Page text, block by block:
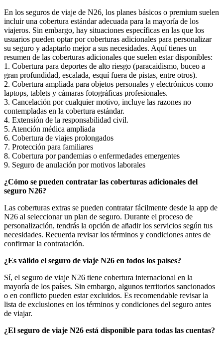
En los seguros de viaje de N26, los planes básicos o premium suelen
incluir una cobertura estándar adecuada para la mayoría de los
viajeros. Sin embargo, hay situaciones específicas en las que los
usuarios pueden optar por coberturas adicionales para personalizar
su seguro y adaptarlo mejor a sus necesidades. Aquí tienes un
resumen de las coberturas adicionales que suelen estar disponibles:
1. Cobertura para deportes de alto riesgo (paracaidismo, buceo a
gran profundidad, escalada, esquí fuera de pistas, entre otros).
2. Cobertura ampliada para objetos personales y electrónicos como
laptops, tablets y cámaras fotográficas profesionales.
3. Cancelación por cualquier motivo, incluye las razones no
contempladas en la cobertura estándar.
4. Extensión de la responsabilidad civil.
5. Atención médica ampliada
6. Cobertura de viajes prolongados
7. Protección para familiares
8. Cobertura por pandemias o enfermedades emergentes
9. Seguro de anulación por motivos laborales
¿Cómo se pueden contratar las coberturas adicionales del
seguro N26?
Las coberturas extras se pueden contratar fácilmente desde la app de
N26 al seleccionar un plan de seguro. Durante el proceso de
personalización, tendrás la opción de añadir los servicios según tus
necesidades. Recuerda revisar los términos y condiciones antes de
confirmar la contratación.
¿Es válido el seguro de viaje N26 en todos los países?
Sí, el seguro de viaje N26 tiene cobertura internacional en la
mayoría de los países. Sin embargo, algunos territorios sancionados
o en conflicto pueden estar excluidos. Es recomendable revisar la
lista de exclusiones en los términos y condiciones del seguro antes
de viajar.
¿El seguro de viaje N26 está disponible para todas las cuentas?